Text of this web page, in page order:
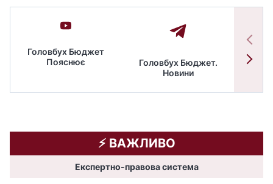
Головбух Бюджет
Пояснює
Головбух Бюджет.
Новини
⚡️ ВАЖЛИВО
Експертно-правова система